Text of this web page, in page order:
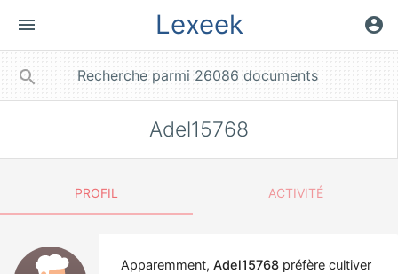
menu Lexeek account_circle
search
Adel15768
PROFIL ACTIVITÉ
Apparemment, Adel15768 préfère cultiver